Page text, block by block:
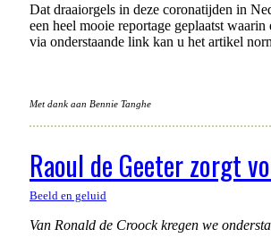
Dat draaiorgels in deze coronatijden in
een heel mooie reportage geplaatst
via onderstaande link kan u het artikel
Met dank aan Bennie Tanghe
Raoul de Geeter zorgt
Beeld en geluid
Van Ronald de Croock kregen we